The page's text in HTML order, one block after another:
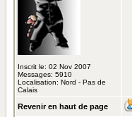
Inscrit le: 02 Nov 2007
Messages: 5910
Localisation: Nord - Pas de
Calais
Revenir en haut de page